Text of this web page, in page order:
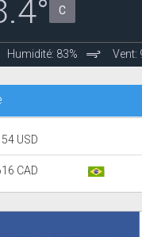
C
Humidité: 83% Vent:
USD
CAD